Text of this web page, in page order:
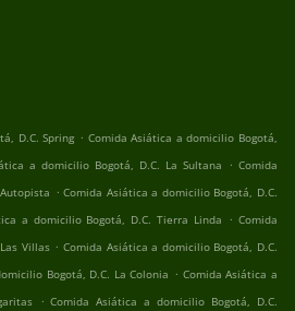
D.C. Spring . Comida Asiática a domicilio Bogotá,
a domicilio Bogotá, D.C. La Sultana . Comida
. Comida Asiática a domicilio Bogotá, D.C.
a domicilio Bogotá, D.C. Tierra Linda . Comida
Villas . Comida Asiática a domicilio Bogotá, D.C.
Bogotá, D.C. La Colonia . Comida Asiática a
. Comida Asiática a domicilio Bogotá, D.C.